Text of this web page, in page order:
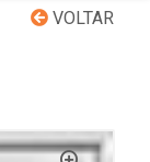
VOLTAR